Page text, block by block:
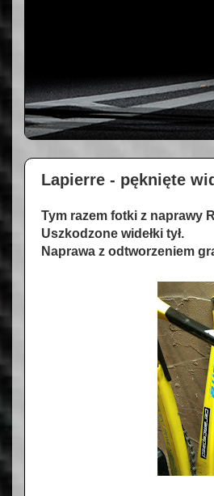
Lapierre - pęknięte
Tym razem fotki z naprawy
Uszkodzone widełki tył.
Naprawa z odtworzeniem